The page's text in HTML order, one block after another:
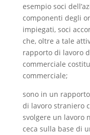
esempio soci
componenti degli
impiegati, soci
che, oltre a tale
rapporto di lavoro
commerciale
commerciale;
sono in un
di lavoro straniero
svolgere un lavoro
ceca sulla base di